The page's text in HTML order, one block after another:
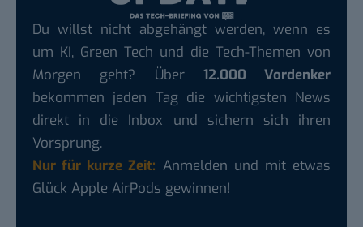
Du willst nicht abgehängt werden, wenn es
um KI, Green Tech und die Tech-Themen von
Morgen geht? Über 12.000 Vordenker
bekommen jeden Tag die wichtigsten News
direkt in die Inbox und sichern sich ihren
Vorsprung.
Nur für kurze Zeit: Anmelden und mit etwas
Glück Apple AirPods gewinnen!